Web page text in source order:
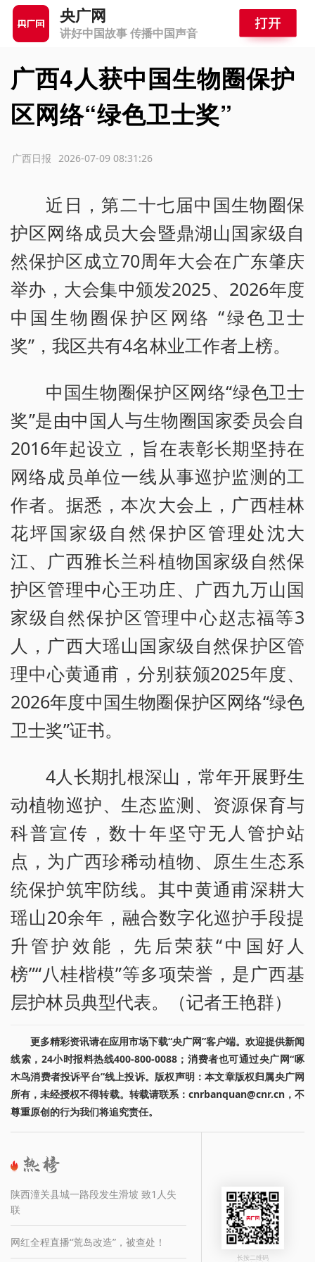
央广网
讲好中国故事 传播中国声音
广西4人获中国生物圈保护
区网络“绿色卫士奖”
2026-07-09 08:31:26
广西日报
近日，第二十七届中国生物圈保
护区网络成员大会暨鼎湖山国家级自
然保护区成立70周年大会在广东肇庆
举办，大会集中颁发2025、2026年度
中国生物圈保护区网络 “绿色卫士
奖”，我区共有4名林业工作者上榜。
中国生物圈保护区网络“绿色卫士
奖”是由中国人与生物圈国家委员会自
2016年起设立，旨在表彰长期坚持在
网络成员单位一线从事巡护监测的工
作者。据悉，本次大会上，广西桂林
花坪国家级自然保护区管理处沈大
江、广西雅长兰科植物国家级自然保
护区管理中心王功庄、广西九万山国
家级自然保护区管理中心赵志福等3
人，广西大瑶山国家级自然保护区管
理中心黄通甫，分别获颁2025年度、
2026年度中国生物圈保护区网络“绿色
卫士奖”证书。
4人长期扎根深山，常年开展野生
动植物巡护、生态监测、资源保育与
科普宣传，数十年坚守无人管护站
点，为广西珍稀动植物、原生生态系
统保护筑牢防线。其中黄通甫深耕大
瑶山20余年，融合数字化巡护手段提
升管护效能，先后荣获“中国好人
榜”“八桂楷模”等多项荣誉，是广西基
层护林员典型代表。（记者王艳群）
更多精彩资讯请在应用市场下载“央广网”客户端。欢迎提供新闻
线索，24小时报料热线400-800-0088；消费者也可通过央广网“啄
木鸟消费者投诉平台”线上投诉。版权声明：本文章版权归属央广网
所有，未经授权不得转载。转载请联系：cnrbanquan@cnr.cn，不
尊重原创的行为我们将追究责任。
陕西潼关县城一路段发生滑坡 致1人失
联
网红全程直播“荒岛改造”，被查处！
长按二维码